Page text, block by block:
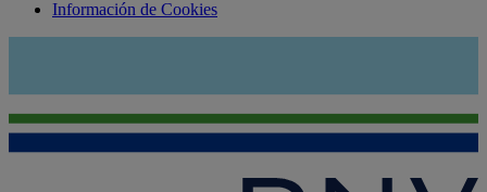
Información de Cookies